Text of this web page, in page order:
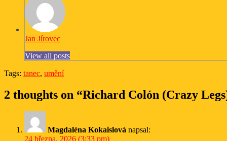
Jan Jírovec
View all posts
Tags: tanec, umění
2 thoughts on “Richard Colón (Crazy
Magdaléna Kokaislová napsal:
24 března, 2026 (3:33 pm)